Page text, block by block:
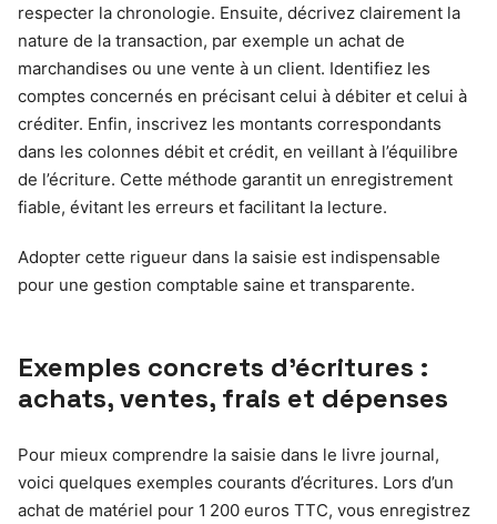
respecter la chronologie. Ensuite, décrivez clairement la
nature de la transaction, par exemple un achat de
marchandises ou une vente à un client. Identifiez les
comptes concernés en précisant celui à débiter et celui à
créditer. Enfin, inscrivez les montants correspondants
dans les colonnes débit et crédit, en veillant à l’équilibre
de l’écriture. Cette méthode garantit un enregistrement
fiable, évitant les erreurs et facilitant la lecture.
Adopter cette rigueur dans la saisie est indispensable
pour une gestion comptable saine et transparente.
Exemples concrets d’écritures :
achats, ventes, frais et dépenses
Pour mieux comprendre la saisie dans le livre journal,
voici quelques exemples courants d’écritures. Lors d’un
achat de matériel pour 1 200 euros TTC, vous enregistrez